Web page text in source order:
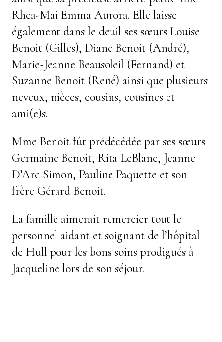
Rhea-Mai Emma Aurora. Elle laisse
également dans le deuil ses sœurs Louise
Benoit (Gilles), Diane Benoit (André),
Marie-Jeanne Beausoleil (Fernand) et
Suzanne Benoit (René) ainsi que plusieurs
neveux, nièces, cousins, cousines et
ami(e)s.
Mme Benoit fût prédécédée par ses sœurs
Germaine Benoit, Rita LeBlanc, Jeanne
D’Arc Simon, Pauline Paquette et son
frère Gérard Benoit.
La famille aimerait remercier tout le
personnel aidant et soignant de l’hôpital
de Hull pour les bons soins prodigués à
Jacqueline lors de son séjour.